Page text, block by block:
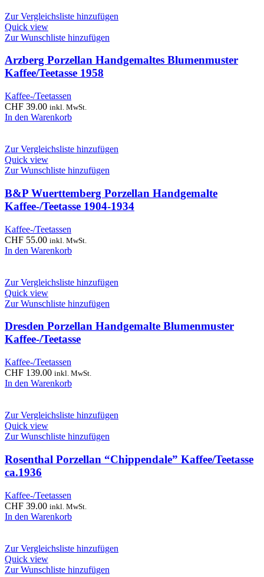
Zur Vergleichsliste hinzufügen
Quick view
Zur Wunschliste hinzufügen
Arzberg Porzellan Handgemaltes Blumenmuster
Kaffee/Teetasse 1958
Kaffee-/Teetassen
CHF 39.00 inkl. MwSt.
In den Warenkorb
Zur Vergleichsliste hinzufügen
Quick view
Zur Wunschliste hinzufügen
B&P Wuerttemberg Porzellan Handgemalte
Kaffee-/Teetasse 1904-1934
Kaffee-/Teetassen
CHF 55.00 inkl. MwSt.
In den Warenkorb
Zur Vergleichsliste hinzufügen
Quick view
Zur Wunschliste hinzufügen
Dresden Porzellan Handgemalte Blumenmuster
Kaffee-/Teetasse
Kaffee-/Teetassen
CHF 139.00 inkl. MwSt.
In den Warenkorb
Zur Vergleichsliste hinzufügen
Quick view
Zur Wunschliste hinzufügen
Rosenthal Porzellan “Chippendale” Kaffee/Teetasse
ca.1936
Kaffee-/Teetassen
CHF 39.00 inkl. MwSt.
In den Warenkorb
Zur Vergleichsliste hinzufügen
Quick view
Zur Wunschliste hinzufügen